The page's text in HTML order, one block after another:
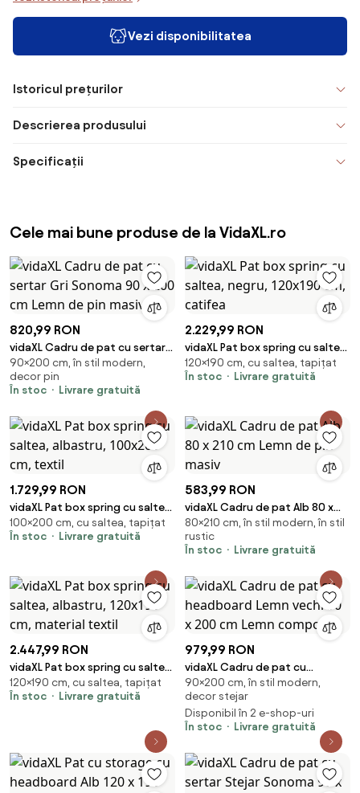
Vezi disponibilitatea
Istoricul prețurilor
Descrierea produsului
Specificații
Cele mai bune produse de la VidaXL.ro
820,99 RON
vidaXL Cadru de pat cu sertar
Gri Sonoma 90 x 200 cm Lemn
de pin masiv
90×200 cm, în stil modern,
decor pin
În stoc
Livrare gratuită
2.229,99 RON
vidaXL Pat box spring cu saltea,
negru, 120x190 cm, catifea
120×190 cm, cu saltea, tapițat
În stoc
Livrare gratuită
1.729,99 RON
vidaXL Pat box spring cu saltea,
albastru, 100x200 cm, textil
100×200 cm, cu saltea, tapițat
În stoc
Livrare gratuită
583,99 RON
vidaXL Cadru de pat Alb 80 x
210 cm Lemn de pin masiv
80×210 cm, în stil modern, în stil
rustic
În stoc
Livrare gratuită
2.447,99 RON
vidaXL Pat box spring cu saltea,
albastru, 120x190 cm, material
textil
120×190 cm, cu saltea, tapițat
În stoc
Livrare gratuită
979,99 RON
vidaXL Cadru de pat cu
headboard Lemn vechi 90 x 200
cm Lemn compozit
90×200 cm, în stil modern,
decor stejar
Disponibil în 2 e-shop-uri
În stoc
Livrare gratuită